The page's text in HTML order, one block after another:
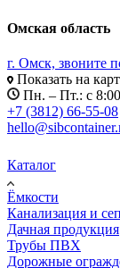
Омская область
г. Омск, звоните
Показать на
Пн. – Пт.: с
+7 (3812) 66-55-08
Каталог
Ёмкости
Канализация и
Дачная продукция
Трубы ПВХ
Дорожные